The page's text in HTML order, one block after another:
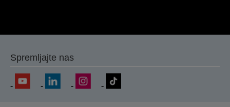
Spremljajte nas